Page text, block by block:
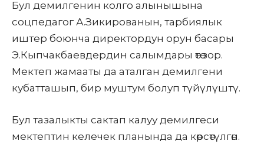
Бул демилгенин колго алынышына
соцпедагог А.Зикированын, тарбиялык
иштер боюнча директордун орун басары
Э.Кыпчакбаевдердин салымдары өтө зор.
Мектеп жамааты да аталган демилгени
кубатташып, бир муштум болуп түйүлүштү.
Бул тазалыкты сактап калуу демилгеси
мектептин келечек планында да көрсөтүлгөн.